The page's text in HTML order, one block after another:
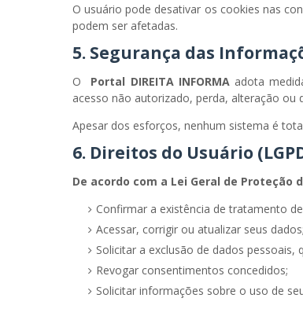
O usuário pode desativar os cookies nas
podem ser afetadas.
5. Segurança das
O Portal DIREITA INFORMA adota
acesso não autorizado, perda, alteração ou
Apesar dos esforços, nenhum sistema é
6. Direitos do Usuário
De acordo com a Lei Geral de Proteção
Confirmar a existência de tratamento
Acessar, corrigir ou atualizar seus dados;
Solicitar a exclusão de dados pessoais,
Revogar consentimentos concedidos;
Solicitar informações sobre o uso de